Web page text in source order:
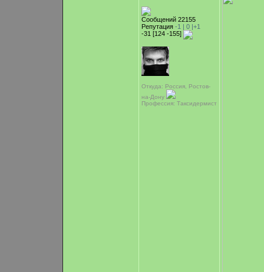
Сообщений 22155
Репутация -1 | 0 |+1
-31 [124 -155]
Откуда: Россия, Ростов-
на-Дону
Профессия: Таксидермист